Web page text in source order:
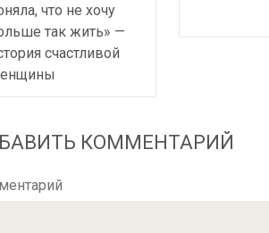
что не хочу
так жить» —
счастливой
КОММЕНТАРИЙ